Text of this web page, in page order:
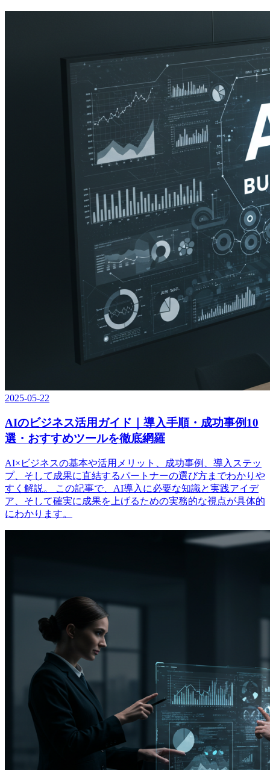
2025-05-22
AIのビジネス活用ガイド｜導入手順・成功事例10
選・おすすめツールを徹底網羅
AI×ビジネスの基本や活用メリット、成功事例、導入ステッ
プ、そして成果に直結するパートナーの選び方までわかりや
すく解説。 この記事で、AI導入に必要な知識と実践アイデ
ア、そして確実に成果を上げるための実務的な視点が具体的
にわかります。